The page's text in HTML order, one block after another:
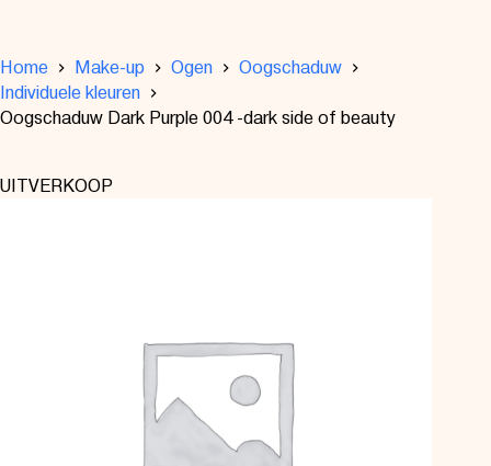
Home Make-up Ogen
Oogschaduw
Individuele kleuren
Oogschaduw Dark Purple 004 -dark side of beauty
UITVERKOOP